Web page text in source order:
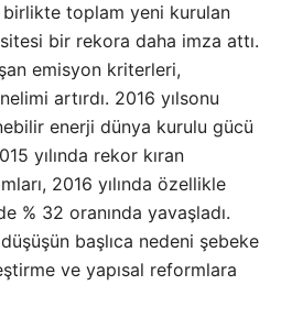
toplam yeni kurulan
bir rekora daha imza attı.
emisyon kriterleri,
artırdı. 2016 yılsonu
enerji dünya kurulu gücü
yılında rekor kıran
2016 yılında özellikle
% 32 oranında yavaşladı.
başlıca nedeni şebeke
ve yapısal reformlara